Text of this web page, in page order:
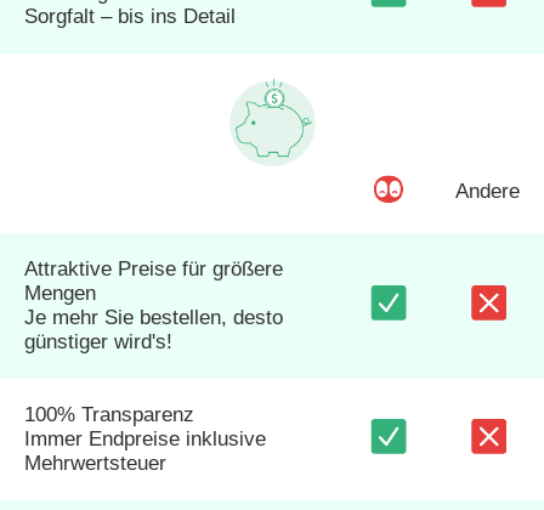
Sorgfalt – bis ins Detail
Andere
Attraktive Preise für größere
Mengen
Je mehr Sie bestellen, desto
günstiger wird's!
100% Transparenz
Immer Endpreise inklusive
Mehrwertsteuer